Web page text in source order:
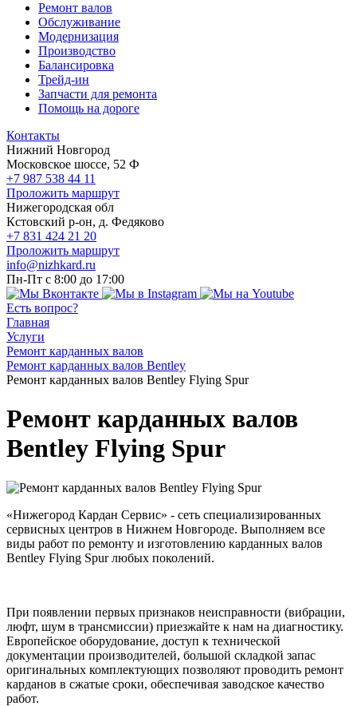
Ремонт валов
Обслуживание
Модернизация
Производство
Балансировка
Трейд-ин
Запчасти для ремонта
Помощь на дороге
Контакты
Нижний Новгород
Московское шоссе, 52 Ф
+7 987 538 44 11
Проложить маршрут
Нижегородская обл
Кстовский р-он, д. Федяково
+7 831 424 21 20
Проложить маршрут
info@nizhkard.ru
Пн-Пт с 8:00 до 17:00
Есть вопрос?
Главная
Услуги
Ремонт карданных валов
Ремонт карданных валов Bentley
Ремонт карданных валов Bentley Flying Spur
Ремонт карданных валов
Bentley Flying Spur
«Нижегород Кардан Сервис» - сеть специализированных
сервисных центров в Нижнем Новгороде. Выполняем все
виды работ по ремонту и изготовлению карданных валов
Bentley Flying Spur любых поколений.
При появлении первых признаков неисправности (вибрации,
люфт, шум в трансмиссии) приезжайте к нам на диагностику.
Европейское оборудование, доступ к технической
документации производителей, большой складкой запас
оригинальных комплектующих позволяют проводить ремонт
карданов в сжатые сроки, обеспечивая заводское качество
работ.